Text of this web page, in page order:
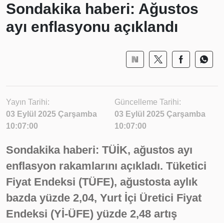
Sondakika haberi: Ağustos
ayı enflasyonu açıklandı
Yayın Tarihi:
03 Eylül 2025 Çarşamba
10:07:00
Güncelleme Tarihi:
03 Eylül 2025 Çarşamba
10:07:00
Sondakika haberi: TÜİK, ağustos ayı
enflasyon rakamlarını açıkladı. Tüketici
Fiyat Endeksi (TÜFE), ağustosta aylık
bazda yüzde 2,04, Yurt İçi Üretici Fiyat
Endeksi (Yİ-ÜFE) yüzde 2,48 artış